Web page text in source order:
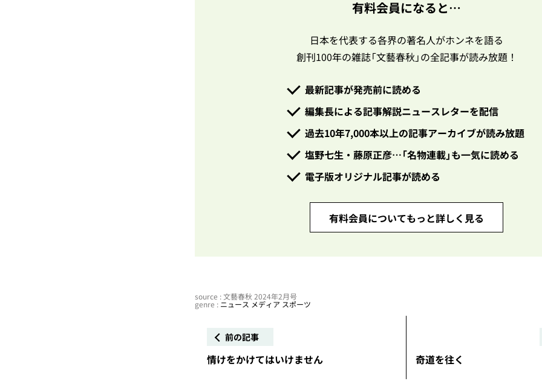
有料会員になると…
日本を代表する各界の著名人がホンネを語る
創刊100年の雑誌「文藝春秋」の全記事が読み放題！
最新記事が発売前に読める
編集長による記事解説ニュースレターを配信
過去10年7,000本以上の記事アーカイブが読み放題
塩野七生・藤原正彦…「名物連載」も一気に読める
電子版オリジナル記事が読める
有料会員についてもっと詳しく見る
source : 文藝春秋 2024年2月号
genre : ニュース メディア スポーツ
前の記事
情けをかけてはいけません 奇道を往く